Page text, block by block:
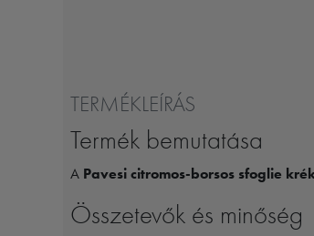
TERMÉKLEÍRÁS
Termék bemutatása
A Pavesi citromos-borsos sfoglie
Összetevők és minőség